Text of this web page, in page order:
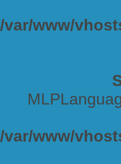
/var/www/
/var/www/